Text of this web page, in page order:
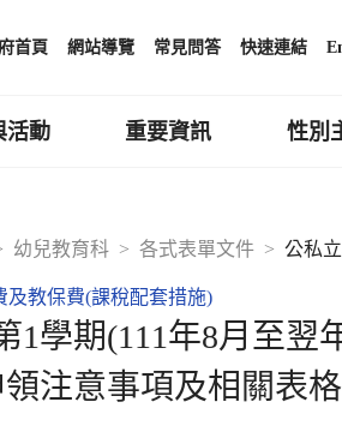
首頁 網站導覽 常見問答 快速連結
活動 重要資訊 性別
幼兒教育科 各式表單文件 公私
及教保費(課稅配套措施)
1學期(111年8月至
注意事項及相關表